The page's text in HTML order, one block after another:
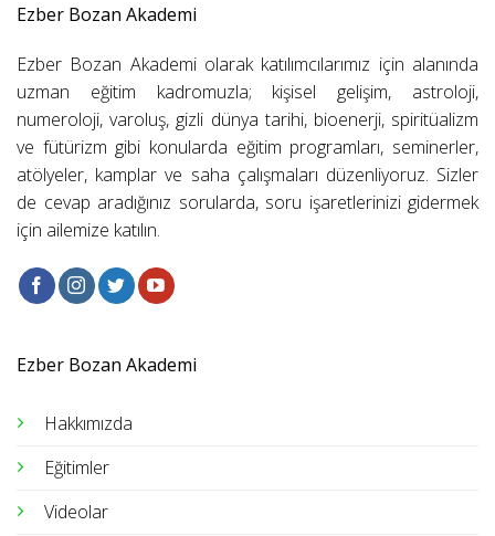
Ezber Bozan Akademi
Ezber Bozan Akademi olarak katılımcılarımız için alanında
uzman eğitim kadromuzla; kişisel gelişim, astroloji,
numeroloji, varoluş, gizli dünya tarihi, bioenerji, spiritüalizm
ve fütürizm gibi konularda eğitim programları, seminerler,
atölyeler, kamplar ve saha çalışmaları düzenliyoruz. Sizler
de cevap aradığınız sorularda, soru işaretlerinizi gidermek
için ailemize katılın.
Ezber Bozan Akademi
Hakkımızda
Eğitimler
Videolar